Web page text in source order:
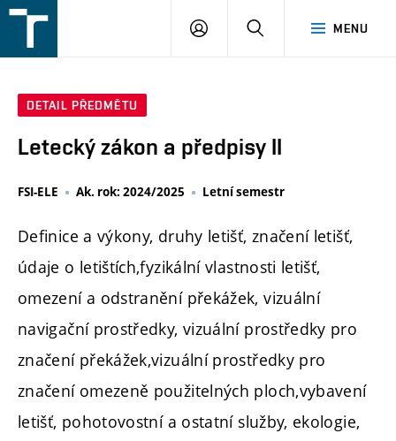
v
MENU
PŘIHLÁŠENÍ
DETAIL PŘEDMĚTU
Letecký zákon a předpisy II
FSI-ELE Ak. rok: 2024/2025 Letní semestr
Definice a výkony, druhy letišť, značení letišť,
údaje o letištích,fyzikální vlastnosti letišť,
omezení a odstranění překážek, vizuální
navigační prostředky, vizuální prostředky pro
značení překážek,vizuální prostředky pro
značení omezeně použitelných ploch,vybavení
letišť, pohotovostní a ostatní služby, ekologie,